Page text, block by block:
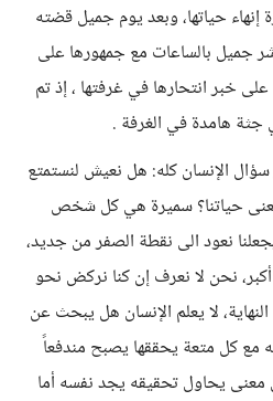
إنهاء حياتها، وبعد يوم جميل قضته
جميل بالساعات مع جمهورها على
خبر انتحارها في غرفتها ، إذ تم
جثة هامدة في الغرفة .
الإنسان كله: هل نعيش لنستمتع
حياتنا؟ سميرة هي كل شخص
نعود الى نقطة الصفر من جديد،
نحن لا نعرف إن كنا نركض نحو
لا يعلم الإنسان هل يبحث عن
مع كل متعة يحققها يصبح مندفعاً
معنى يحاول تحقيقه يجد نفسه أما